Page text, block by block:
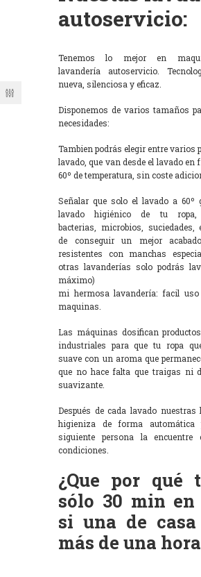
autoservicio:
Tenemos lo mejor en
lavandería autoservicio.
nueva, silenciosa y eficaz.
Disponemos de varios tamaños
necesidades:
Tambien podrás elegir entre varios
lavado, que van desde el lavado en
60º de temperatura, sin coste
Señalar que solo el lavado a 60º
lavado higiénico de tu ropa,
bacterias, microbios, suciedades,
de conseguir un mejor
resistentes con manchas
otras lavanderías solo podrás
máximo)
mi hermosa lavandería: facil
maquinas.
Las máquinas dosifican
industriales para que tu ropa
suave con un aroma que
que no hace falta que traigas ni
suavizante.
Después de cada lavado nuestras
higieniza de forma automática
siguiente persona la encuentre
condiciones.
¿Que por qué
sólo 30 min en
si una de
más de una